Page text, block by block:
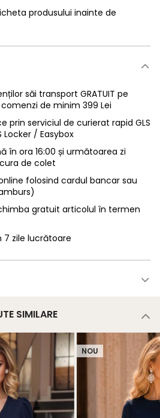
produsului inainte de
săi transport GRATUIT pe
de minim 399 Lei
prin serviciul de curierat rapid GLS
Locker / Easybox
în ora 16:00 și următoarea zi
de colet
folosind cardul bancar sau
gratuit articolul în termen
7 zile lucrătoare
SIMILARE
NOU